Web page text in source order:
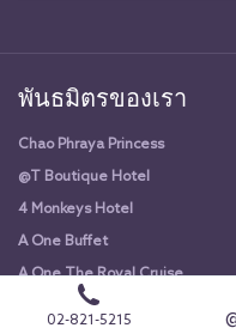
พันธมิตรของเรา
Chao Phraya Princess
@T Boutique Hotel
4 Monkeys Hotel
A One Buffet
A One The Royal Cruise
A-One Hotel
02-821-5215